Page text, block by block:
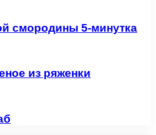
смородины 5-минутка
из ряженки